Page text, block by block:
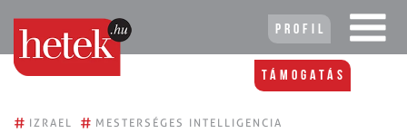
Profil
Támogatás
# IZRAEL # MESTERSÉGES INTELLIGENCIA